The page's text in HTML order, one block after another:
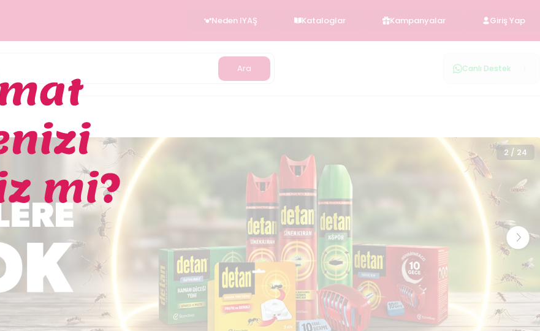
Neden IYAŞ Kataloglar Kampanyalar Giriş Yap
Ara Canlı Destek
1/2
3 / 24